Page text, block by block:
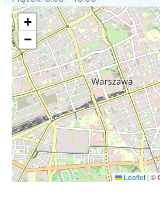
+
−
Leaflet | ©